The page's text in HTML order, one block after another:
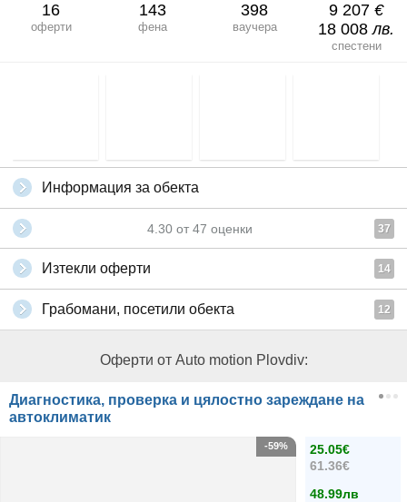
16
оферти
143
фена
398
ваучера
9 207 €
18 008лв.
спестени
Информация за обекта
4.30 от 47 оценки 37
Изтекли оферти 14
Грабомани, посетили обекта 12
Оферти от Auto motion Plovdiv:
Диагностика, проверка и цялостно зареждане на
автоклиматик
25.05€
61.36€
48.99лв
-59%